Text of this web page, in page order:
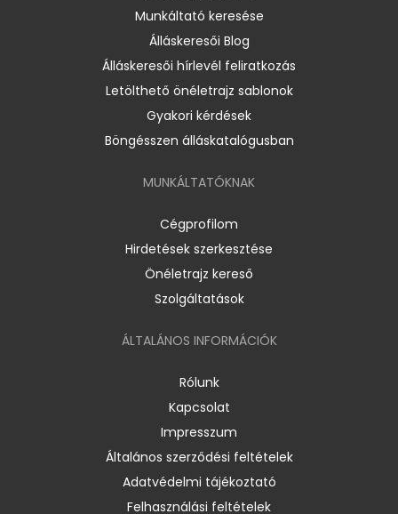
Munkáltató keresése
Álláskeresői Blog
Álláskeresői hírlevél feliratkozás
Letölthető önéletrajz sablonok
Gyakori kérdések
Böngésszen álláskatalógusban
MUNKÁLTATÓKNAK
Cégprofilom
Hirdetések szerkesztése
Önéletrajz kereső
Szolgáltatások
ÁLTALÁNOS INFORMÁCIÓK
Rólunk
Kapcsolat
Impresszum
Általános szerződési feltételek
Adatvédelmi tájékoztató
Felhasználási feltételek